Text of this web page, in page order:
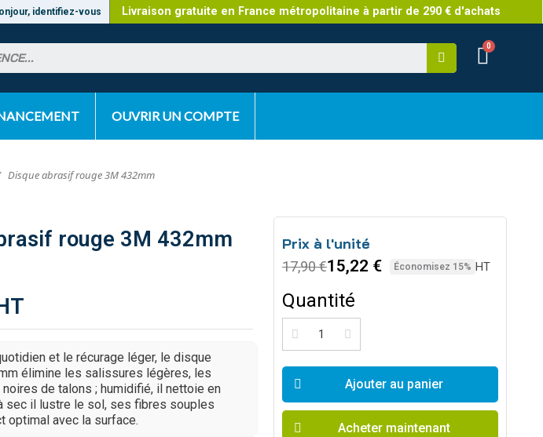
identifiez-vous Livraison gratuite en France métropolitaine à partir de 290 € d'achats
OUVRIR UN COMPTE
Disque abrasif rouge 3M 432mm
rouge 3M 432mm
et le récurage léger, le disque
élimine les salissures légères, les
de talons ; humidifié, il nettoie en
sec il lustre le sol, ses fibres souples
optimal avec la surface.
Prix à l'unité
17,90 €15,22 € Économisez 15% HT
Quantité
Ajouter au panier
Acheter maintenant